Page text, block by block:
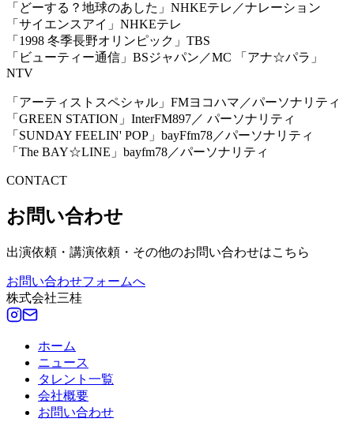
「どーする？地球のあした」NHKEテレ／ナレーション
「サイエンスアイ」NHKEテレ
「1998 冬季長野オリンピック」TBS
「ビューティー通信」BSジャパン／MC 「アナ☆パラ」
NTV
「アーティストスペシャル」FMヨコハマ／パーソナリティ
「GREEN STATION」InterFM897／ パーソナリティ
「SUNDAY FEELIN' POP」bayFfm78／パーソナリティ
「The BAY☆LINE」bayfm78／パーソナリティ
CONTACT
お問い合わせ
出演依頼・講演依頼・その他のお問い合わせはこちら
お問い合わせフォームへ
株式会社三桂
ホーム
ニュース
タレント一覧
会社概要
お問い合わせ